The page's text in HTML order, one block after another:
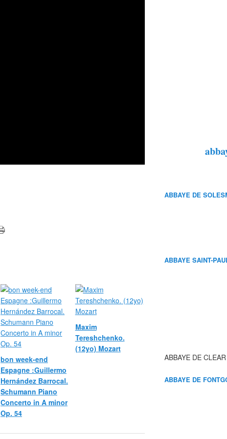
bon week-end
Espagne :Guillermo
Hernández Barrocal.
Schumann Piano
Concerto in A minor
Op. 54
Maxim
Tereshchenko.
(12yo) Mozart
ABBAYE DE
ABBAYE SAINT-
ABBAYE DE
ABBAYE DE